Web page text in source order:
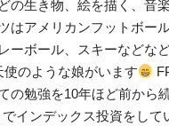
の生き物、絵を描く、音
はアメリカンフットボー
ーボール、スキーなどな
のような娘がいます
の勉強を10年ほど前から
インデックス投資をして